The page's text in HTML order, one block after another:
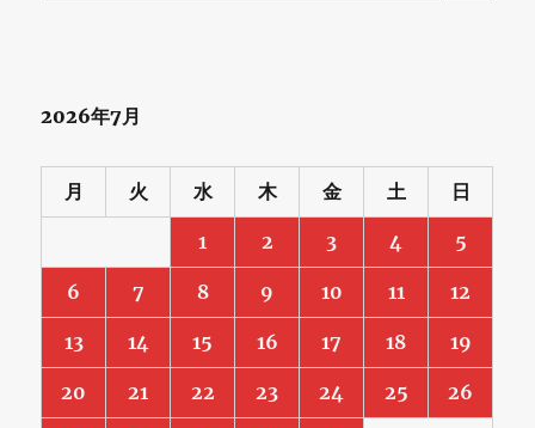
2026年7月
月 火 水 木 金 土 日
1 2 3 4 5
6 7 8 9 10 11 12
13 14 15 16 17 18 19
20 21 22 23 24 25 26